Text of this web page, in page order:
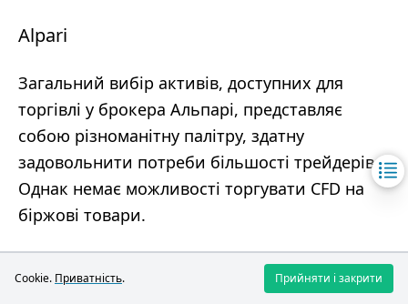
Alpari
Загальний вибір активів, доступних для
торгівлі у брокера Альпарі, представляє
собою різноманітну палітру, здатну
задовольнити потреби більшості трейдерів.
Однак немає можливості торгувати CFD на
біржові товари.
FIBO Group
Cookie. Приватність. Прийняти і закрити